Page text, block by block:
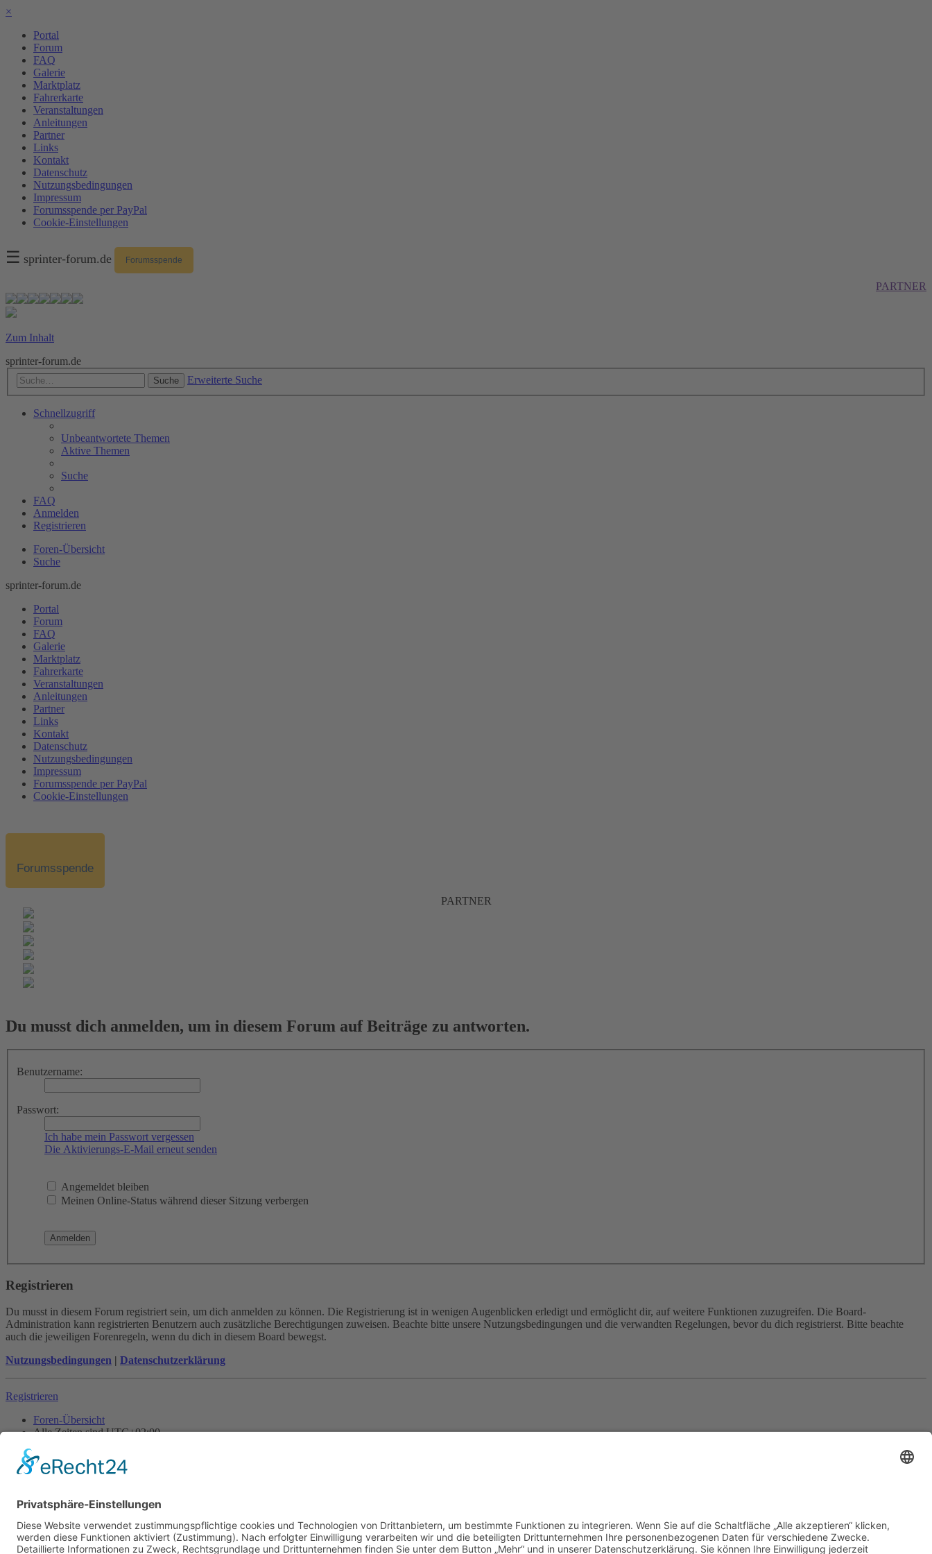
×
Portal
Forum
FAQ
Galerie
Marktplatz
Fahrerkarte
Veranstaltungen
Anleitungen
Partner
Links
Kontakt
Datenschutz
Nutzungsbedingungen
Impressum
Forumsspende per PayPal
Cookie-Einstellungen
☰ sprinter-forum.de Forumsspende
PARTNER
Zum Inhalt
sprinter-forum.de
Suche Erweiterte Suche
Schnellzugriff
Unbeantwortete Themen
Aktive Themen
Suche
FAQ
Anmelden
Registrieren
Foren-Übersicht
Suche
sprinter-forum.de
Portal
Forum
FAQ
Galerie
Marktplatz
Fahrerkarte
Veranstaltungen
Anleitungen
Partner
Links
Kontakt
Datenschutz
Nutzungsbedingungen
Impressum
Forumsspende per PayPal
Cookie-Einstellungen
Forumsspende
PARTNER
Du musst dich anmelden, um in diesem Forum auf Beiträge zu antworten.
Benutzername:
Passwort:
Ich habe mein Passwort vergessen
Die Aktivierungs-E-Mail erneut senden
Angemeldet bleiben
Meinen Online-Status während dieser Sitzung verbergen
Registrieren
Du musst in diesem Forum registriert sein, um dich anmelden zu können. Die Registrierung ist in wenigen Augenblicken erledigt und ermöglicht dir, auf weitere Funktionen zuzugreifen. Die Board-
Administration kann registrierten Benutzern auch zusätzliche Berechtigungen zuweisen. Beachte bitte unsere Nutzungsbedingungen und die verwandten Regelungen, bevor du dich registrierst. Bitte beachte
auch die jeweiligen Forenregeln, wenn du dich in diesem Board bewegst.
Nutzungsbedingungen | Datenschutzerklärung
Registrieren
Foren-Übersicht
Alle Zeiten sindUTC+02:00
Powered byphpBB® Forum Software © phpBB Limited
Datenschutz |Nutzungsbedingungen